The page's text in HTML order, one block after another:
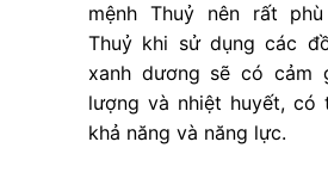
mệnh Thuỷ nên rất
Thuỷ khi sử dụng các
xanh dương sẽ có cảm
lượng và nhiệt huyết, có
khả năng và năng lực.